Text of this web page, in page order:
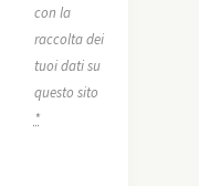
con la
raccolta dei
tuoi dati su
questo sito
*